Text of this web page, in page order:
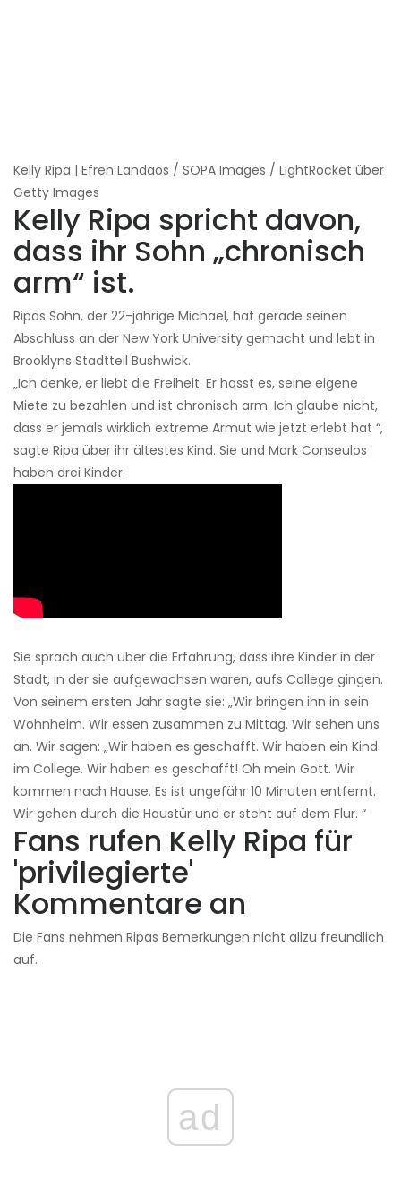
Kelly Ripa | Efren Landaos / SOPA Images / LightRocket über
Getty Images
Kelly Ripa spricht davon,
dass ihr Sohn „chronisch
arm“ ist.
Ripas Sohn, der 22-jährige Michael, hat gerade seinen
Abschluss an der New York University gemacht und lebt in
Brooklyns Stadtteil Bushwick.
„Ich denke, er liebt die Freiheit. Er hasst es, seine eigene
Miete zu bezahlen und ist chronisch arm. Ich glaube nicht,
dass er jemals wirklich extreme Armut wie jetzt erlebt hat “,
sagte Ripa über ihr ältestes Kind. Sie und Mark Conseulos
haben drei Kinder.
Sie sprach auch über die Erfahrung, dass ihre Kinder in der
Stadt, in der sie aufgewachsen waren, aufs College gingen.
Von seinem ersten Jahr sagte sie: „Wir bringen ihn in sein
Wohnheim. Wir essen zusammen zu Mittag. Wir sehen uns
an. Wir sagen: „Wir haben es geschafft. Wir haben ein Kind
im College. Wir haben es geschafft! Oh mein Gott. Wir
kommen nach Hause. Es ist ungefähr 10 Minuten entfernt.
Wir gehen durch die Haustür und er steht auf dem Flur. “
Fans rufen Kelly Ripa für
'privilegierte'
Kommentare an
Die Fans nehmen Ripas Bemerkungen nicht allzu freundlich
auf.
ad